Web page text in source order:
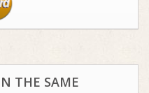
THE SAME